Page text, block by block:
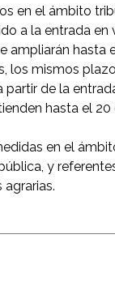
en el ámbito
a la entrada en
ampliarán hasta
los mismos
partir de la
hasta el
en el
y